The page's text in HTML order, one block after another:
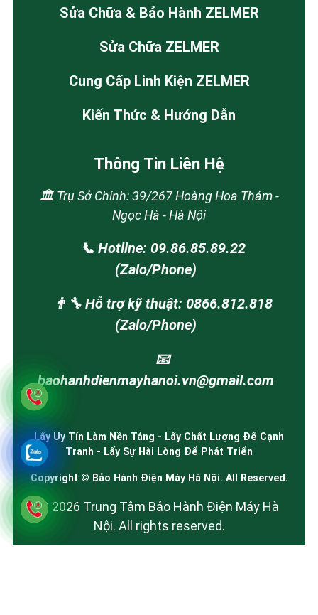
Sửa Chữa & Bảo Hành ZELMER
Sửa Chữa ZELMER
Cung Cấp Linh Kiện ZELMER
Kiến Thức & Hướng Dẫn
Thông Tin Liên Hệ
🏛️ Trụ Sở Chính: 39/267 Hoàng Hoa Thám -
Ngọc Hà - Hà Nội
📞 Hotline: 09.86.85.89.22
(Zalo/Phone)
👨‍🔧 Hỗ trợ kỹ thuật: 0866.812.818
(Zalo/Phone)
📧
baohanhdienmayhanoi.vn@gmail.com
Lấy Uy Tín Làm Nền Tảng - Lấy Chất Lượng Để Cạnh
Tranh - Lấy Sự Hài Lòng Để Phát Triển
Copyright © Bảo Hành Điện Máy Hà Nội. All Reserved.
© 2026 Trung Tâm Bảo Hành Điện Máy Hà
Nội. All rights reserved.